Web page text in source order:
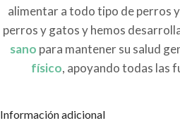
alimentar a todo tipo de perros
perros y gatos y hemos
sano para mantener su salud
físico, apoyando todas las
Información adicional